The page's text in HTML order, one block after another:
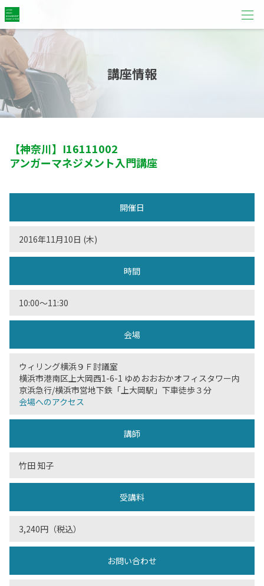
講座情報
【神奈川】 I16111002
アンガーマネジメント入門講座
開催日
2016年11月10日 (木)
時間
10:00〜11:30
会場
ウィリング横浜９Ｆ討議室
横浜市港南区上大岡西1-6-1 ゆめおおおかオフィスタワー内
京浜急行/横浜市営地下鉄「上大岡駅」下車徒歩３分
会場へのアクセス
講師
竹田 知子
受講料
3,240円（税込）
お問い合わせ